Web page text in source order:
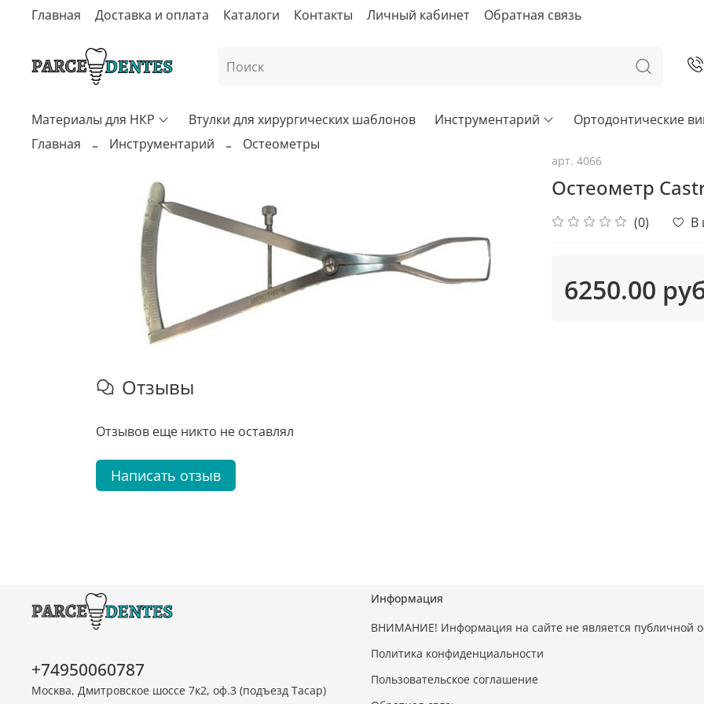
Главная Доставка и оплата Каталоги Контакты Личный кабинет Обратная связь
Материалы для НКР Втулки для хирургических шаблонов Инструментарий Ортодонтические
Главная
Инструментарий Остеометры
арт. 4066
Остеометр
(0) В
6250.00
Отзывы
Отзывов еще никто не оставлял
Написать отзыв
Информация
ВНИМАНИЕ! Информация на сайте не является публичной
Политика конфиденциальности
Пользовательское соглашение
+74950060787
Москва, Дмитровское шоссе 7к2, оф.3 (подъезд Тасар)